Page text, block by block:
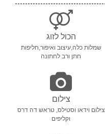
הכול לזוג
שמלות כלה,עיצוב ואיפור,חליפות
חתן ורב לחתונה
צילום
צילום וידאו וסטילס, טראש דה דרס
וקליפים